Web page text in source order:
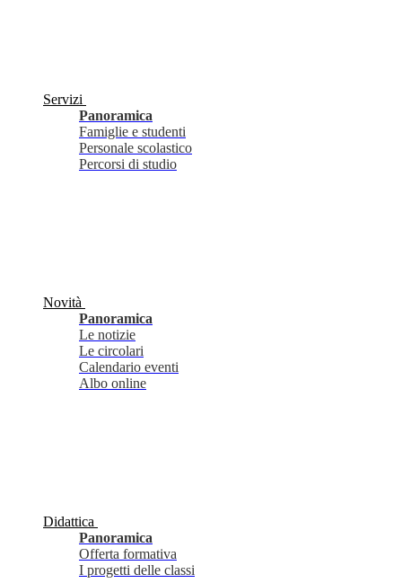
Servizi
Panoramica
Famiglie e studenti
Personale scolastico
Percorsi di studio
Novità
Panoramica
Le notizie
Le circolari
Calendario eventi
Albo online
Didattica
Panoramica
Offerta formativa
I progetti delle classi